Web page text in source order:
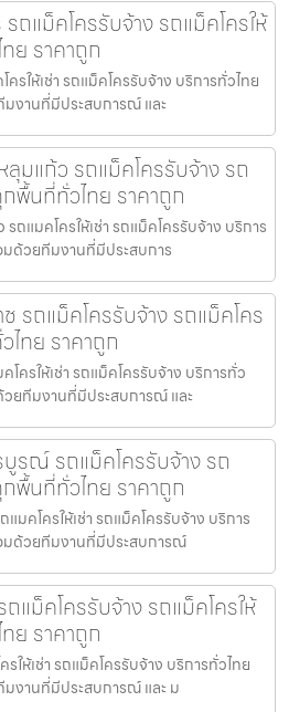
รถแม็คโครรับจ้าง รถแม็คโครให้
ย ราคาถูก
ครให้เช่า รถแม็คโครรับจ้าง บริการทั่วไทย
มงานที่มีประสบการณ์ และ
มแก้ว รถแม็คโครรับจ้าง รถ
กพื้นที่ทั่วไทย ราคาถูก
ถแมคโครให้เช่า รถแม็คโครรับจ้าง บริการ
มด้วยทีมงานที่มีประสบการ
รถแม็คโครรับจ้าง รถแม็คโคร
ไทย ราคาถูก
โครให้เช่า รถแม็คโครรับจ้าง บริการทั่ว
วยทีมงานที่มีประสบการณ์ และ
บูรณ์ รถแม็คโครรับจ้าง รถ
กพื้นที่ทั่วไทย ราคาถูก
มคโครให้เช่า รถแม็คโครรับจ้าง บริการ
มด้วยทีมงานที่มีประสบการณ์
ถแม็คโครรับจ้าง รถแม็คโครให้
ย ราคาถูก
รให้เช่า รถแม็คโครรับจ้าง บริการทั่วไทย
มงานที่มีประสบการณ์ และ ม